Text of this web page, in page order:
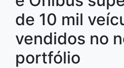
de 10 mil
vendidos no
portfólio